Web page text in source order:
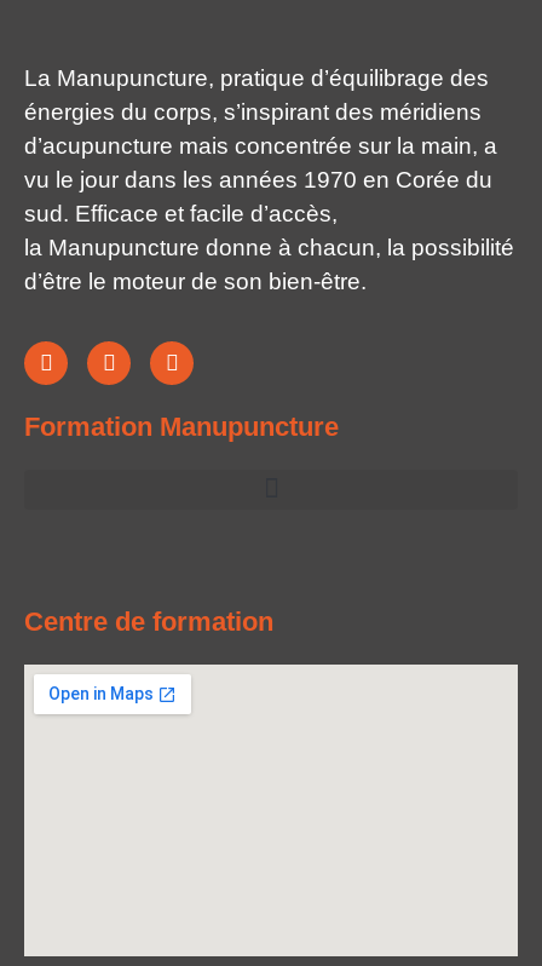
La Manupuncture, pratique d’équilibrage des
énergies du corps, s’inspirant des méridiens
d’acupuncture mais concentrée sur la main, a
vu le jour dans les années 1970 en Corée du
sud. Efficace et facile d’accès,
la Manupuncture donne à chacun, la possibilité
d’être le moteur de son bien-être.
Formation Manupuncture
Centre de formation